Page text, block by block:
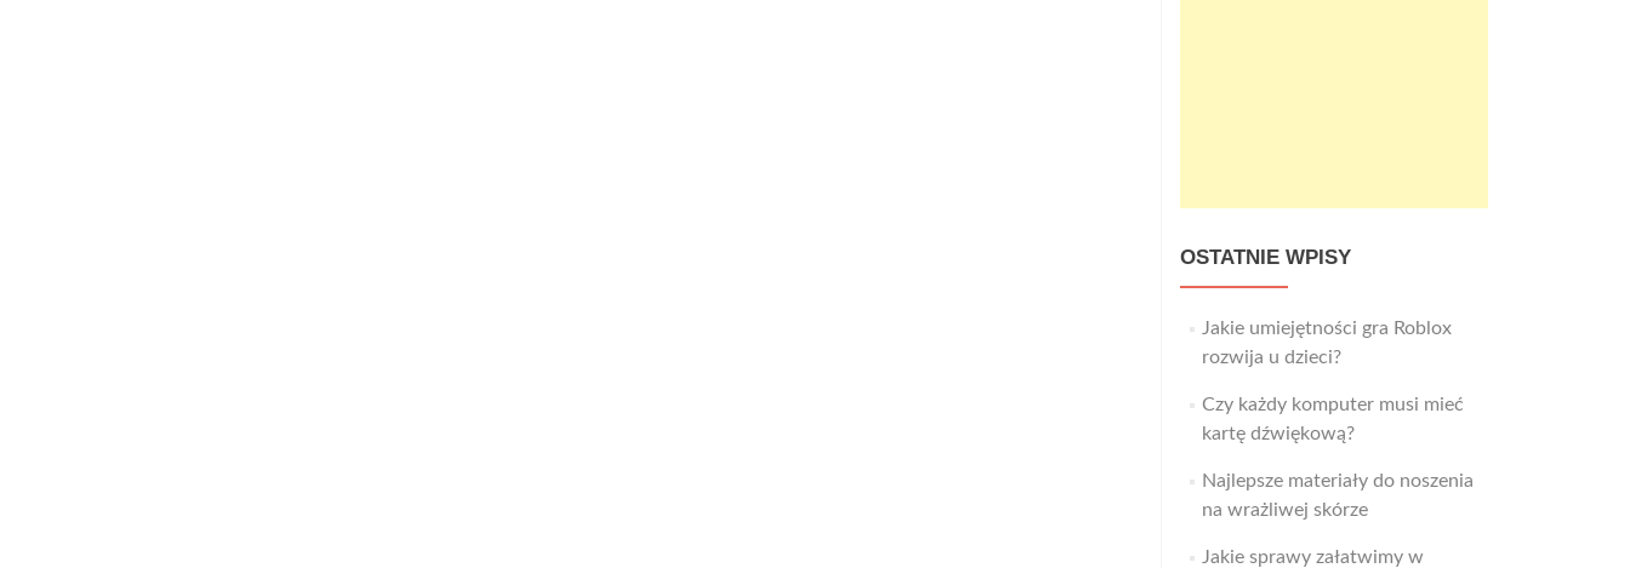
OSTATNIE WPISY
Jakie umiejętności gra Roblox
rozwija u dzieci?
Czy każdy komputer musi mieć
kartę dźwiękową?
Najlepsze materiały do noszenia
na wrażliwej skórze
Jakie sprawy załatwimy w